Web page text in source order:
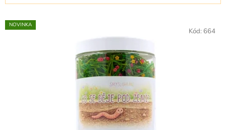
z
e
n
V
ý
NOVINKA
Kód: 664